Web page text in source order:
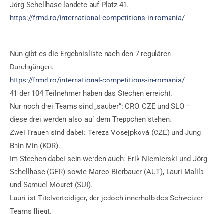
Jörg Schellhase landete auf Platz 41.
https://frmd.ro/international-competitions-in-romania/
Nun gibt es die Ergebnisliste nach den 7 regulären
Durchgängen:
https://frmd.ro/international-competitions-in-romania/
41 der 104 Teilnehmer haben das Stechen erreicht.
Nur noch drei Teams sind „sauber“: CRO, CZE und SLO –
diese drei werden also auf dem Treppchen stehen.
Zwei Frauen sind dabei: Tereza Vosejpková (CZE) und Jung
Bhin Min (KOR).
Im Stechen dabei sein werden auch: Erik Niemierski und Jörg
Schellhase (GER) sowie Marco Bierbauer (AUT), Lauri Malila
und Samuel Mouret (SUI).
Lauri ist Titelverteidiger, der jedoch innerhalb des Schweizer
Teams fliegt.